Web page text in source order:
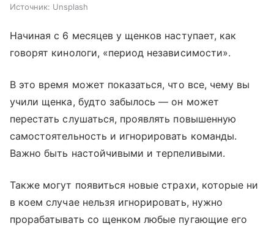
Источник: Unsplash
Начиная с 6 месяцев у щенков наступает, как
говорят кинологи, «период независимости».
В это время может показаться, что все, чему вы
учили щенка, будто забылось — он может
перестать слушаться, проявлять повышенную
самостоятельность и игнорировать команды.
Важно быть настойчивыми и терпеливыми.
Также могут появиться новые страхи, которые ни
в коем случае нельзя игнорировать, нужно
прорабатывать со щенком любые пугающие его